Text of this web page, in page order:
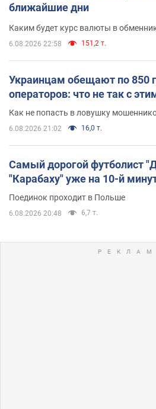
ближайшие дни
Каким будет курс валюты в
6.08.2026 22:58 151,2 т.
Украинцам обещают по 850
операторов: что не так с
Как не попасть в ловушку
6.08.2026 21:02 16,0 т.
Самый дорогой футболист
"Карабаху" уже на 10-й
Поединок проходит в Польше
6.08.2026 20:48 6,7 т.